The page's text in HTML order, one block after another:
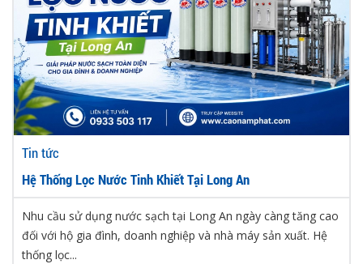
Tin tức
Hệ Thống Lọc Nước Tinh Khiết Tại Long An
Nhu cầu sử dụng nước sạch tại Long An ngày càng tăng cao
đối với hộ gia đình, doanh nghiệp và nhà máy sản xuất. Hệ
thống lọc...